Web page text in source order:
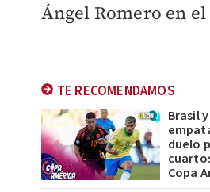
Ángel Romero en el
TE RECOMENDAMOS
Brasil
duelo
Copa